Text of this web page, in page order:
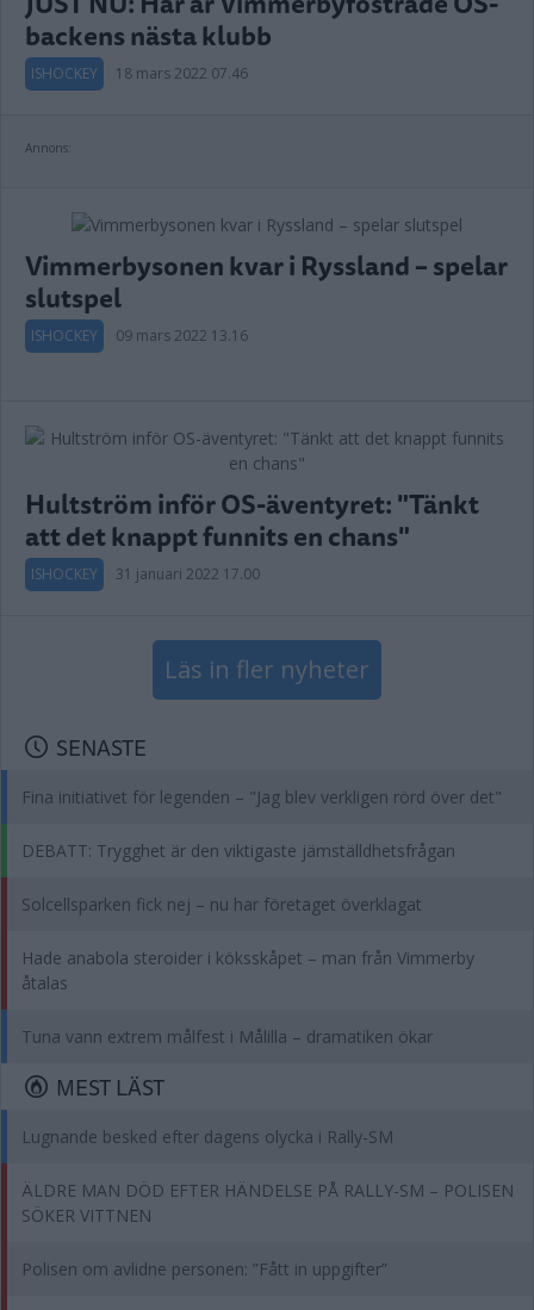
backens nästa klubb
ISHOCKEY 18 mars 2022 07.46
Annons:
Vimmerbysonen kvar i Ryssland – spelar
slutspel
ISHOCKEY 09 mars 2022 13.16
Hultström inför OS-äventyret: "Tänkt
att det knappt funnits en chans"
ISHOCKEY 31 januari 2022 17.00
Läs in fler nyheter
SENASTE
Fina initiativet för legenden – "Jag blev verkligen rörd över det"
DEBATT: Trygghet är den viktigaste jämställdhetsfrågan
Solcellsparken fick nej – nu har företaget överklagat
Hade anabola steroider i köksskåpet – man från Vimmerby
åtalas
Tuna vann extrem målfest i Målilla – dramatiken ökar
MEST LÄST
Lugnande besked efter dagens olycka i Rally-SM
ÄLDRE MAN DÖD EFTER HÄNDELSE PÅ RALLY-SM – POLISEN
SÖKER VITTNEN
Polisen om avlidne personen: ”Fått in uppgifter”